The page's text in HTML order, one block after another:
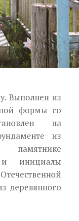
Выполнен из
формы со
на
из
и инициалы
деревянного